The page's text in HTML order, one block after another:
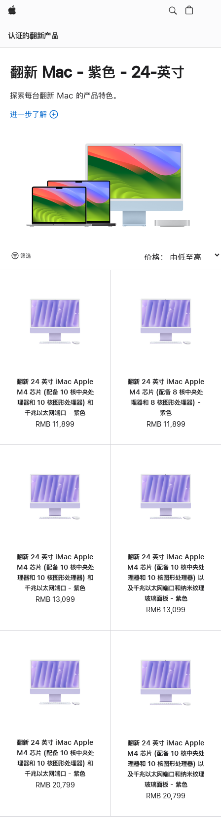
Apple
认证的翻新产品
翻新 Mac - 紫色 - 24-英寸
探索每台翻新 Mac 的产品特色。
进一步了解
Mac。
览
筛选
翻新 24 英寸 iMac Apple
M4 芯片 (配备 10 核中央处
理器和 10 核图形处理器) 和
千兆以太网端口 - 紫色
RMB 11,899
翻新 24 英寸 iMac Apple
M4 芯片 (配备 8 核中央处
理器和 8 核图形处理器) -
紫色
RMB 11,899
翻新 24 英寸 iMac Apple
M4 芯片 (配备 10 核中央处
理器和 10 核图形处理器) 和
千兆以太网端口 - 紫色
RMB 13,099
翻新 24 英寸 iMac Apple
M4 芯片 (配备 10 核中央处
理器和 10 核图形处理器) 以
及千兆以太网端口和纳米纹理
玻璃面板 - 紫色
RMB 13,099
翻新 24 英寸 iMac Apple
M4 芯片 (配备 10 核中央处
理器和 10 核图形处理器) 和
千兆以太网端口 - 紫色
RMB 20,799
翻新 24 英寸 iMac Apple
M4 芯片 (配备 10 核中央处
理器和 10 核图形处理器) 以
及千兆以太网端口和纳米纹理
玻璃面板 - 紫色
RMB 20,799